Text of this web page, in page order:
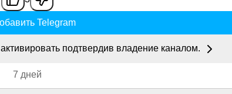
Telegram
подтвердив владение каналом.
7 дней